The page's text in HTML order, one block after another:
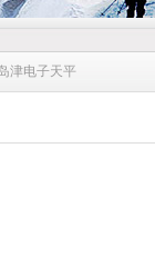
津电子天平